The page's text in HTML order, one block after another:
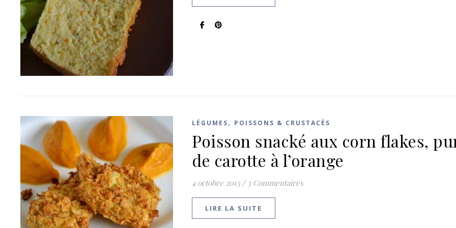
LÉGUMES, POISSONS & CRUSTACÉS
Poisson snacké aux corn flakes,
de carotte à l’orange
4 octobre 2013 / 3 Commentaires
LIRE LA SUITE